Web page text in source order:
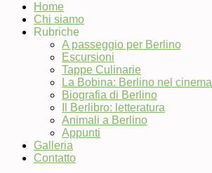
Set
Youtube
Channel
Home
Chi siamo
Rubriche
A passeggio per Berlino
Escursioni
Tappe Culinarie
La Bobina: Berlino nel cinema
Biografia di Berlino
Il Berlibro: letteratura
Animali a Berlino
Appunti
Galleria
Contatto